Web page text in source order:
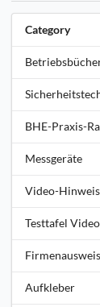
Category
BHE-Praxis-
Messgeräte
Video-
Testtafel
Aufkleber